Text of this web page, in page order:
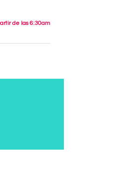
de las 6:30am